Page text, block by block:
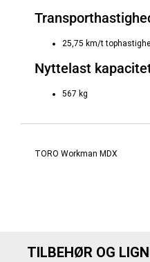
25,75 km/t
Nyttelast
567 kg
TORO Workman MDX
TILBEHØR OG